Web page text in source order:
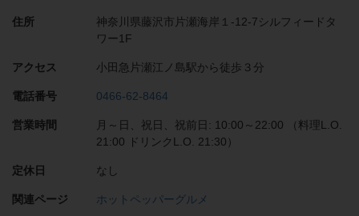
住所
神奈川県藤沢市片瀬海岸１-12-7シルフィードタ
ワー1F
アクセス 小田急片瀬江ノ島駅から徒歩３分
電話番号 0466-62-8464
営業時間
月～日、祝日、祝前日: 10:00～22:00 （料理L.O.
21:00 ドリンクL.O. 21:30）
定休日 なし
関連ページ ホットペッパーグルメ